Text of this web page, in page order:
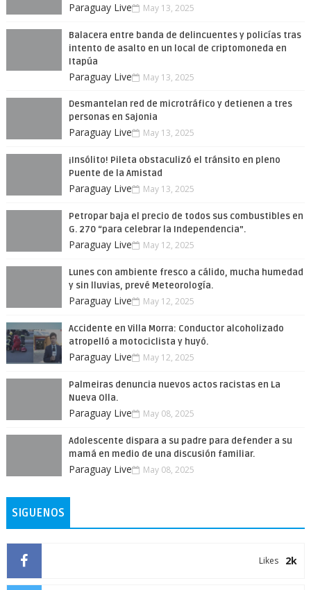
Paraguay Live May 13, 2025
Balacera entre banda de delincuentes y policías tras
intento de asalto en un local de criptomoneda en
Itapúa
Paraguay Live May 13, 2025
Desmantelan red de microtráfico y detienen a tres
personas en Sajonia
Paraguay Live May 13, 2025
¡Insólito! Pileta obstaculizó el tránsito en pleno
Puente de la Amistad
Paraguay Live May 13, 2025
Petropar baja el precio de todos sus combustibles en
G. 270 “para celebrar la Independencia”.
Paraguay Live May 12, 2025
Lunes con ambiente fresco a cálido, mucha humedad
y sin lluvias, prevé Meteorología.
Paraguay Live May 12, 2025
Accidente en Villa Morra: Conductor alcoholizado
atropelló a motociclista y huyó.
Paraguay Live May 12, 2025
Palmeiras denuncia nuevos actos racistas en La
Nueva Olla.
Paraguay Live May 08, 2025
Adolescente dispara a su padre para defender a su
mamá en medio de una discusión familiar.
Paraguay Live May 08, 2025
SIGUENOS
2k
Likes